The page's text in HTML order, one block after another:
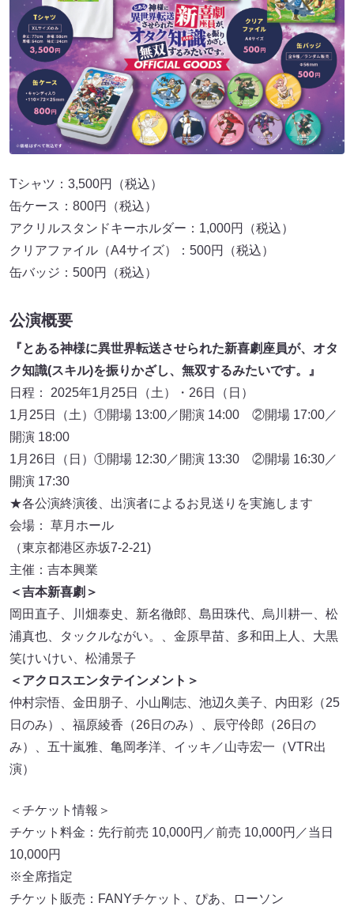
Tシャツ：3,500円（税込）
缶ケース：800円（税込）
アクリルスタンドキーホルダー：1,000円（税込）
クリアファイル（A4サイズ）：500円（税込）
缶バッジ：500円（税込）
公演概要
『とある神様に異世界転送させられた新喜劇座員が、オタ
ク知識(スキル)を振りかざし、無双するみたいです。』
日程： 2025年1月25日（土）・26日（日）
1月25日（土）①開場 13:00／開演 14:00 ②開場 17:00／
開演 18:00
1月26日（日）①開場 12:30／開演 13:30 ②開場 16:30／
開演 17:30
★各公演終演後、出演者によるお見送りを実施します
会場： 草月ホール
（東京都港区赤坂7-2-21)
主催：吉本興業
＜吉本新喜劇＞
岡田直子、川畑泰史、新名徹郎、島田珠代、烏川耕一、松
浦真也、タックルながい。、金原早苗、多和田上人、大黒
笑けいけい、松浦景子
＜アクロスエンタテインメント＞
仲村宗悟、金田朋子、小山剛志、池辺久美子、内田彩（25
日のみ）、福原綾香（26日のみ）、辰守伶郎（26日の
み）、五十嵐雅、亀岡孝洋、イッキ／山寺宏一（VTR出
演）
＜チケット情報＞
チケット料金：先行前売 10,000円／前売 10,000円／当日
10,000円
※全席指定
チケット販売：FANYチケット、ぴあ、ローソン